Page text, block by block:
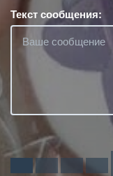
Текст сообщения: